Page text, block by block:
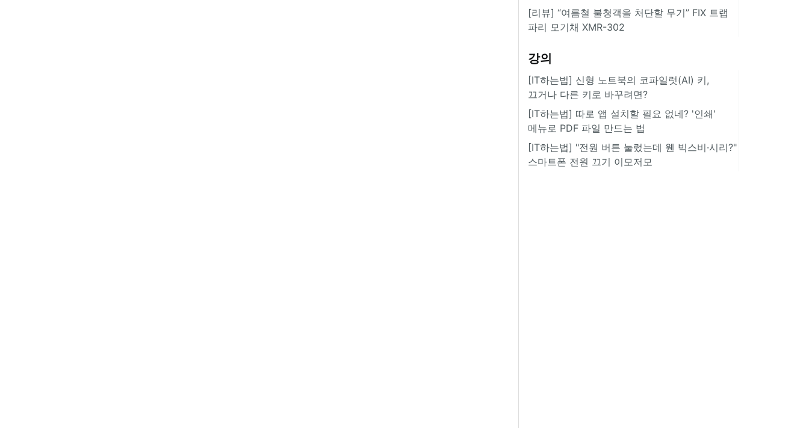
[리뷰] “여름철 불청객을 처단할 무기” FIX 트랩
파리 모기채 XMR-302
강의
[IT하는법] 신형 노트북의 코파일럿(AI) 키,
끄거나 다른 키로 바꾸려면?
[IT하는법] 따로 앱 설치할 필요 없네? '인쇄'
메뉴로 PDF 파일 만드는 법
[IT하는법] "전원 버튼 눌렀는데 웬 빅스비·시리?"
스마트폰 전원 끄기 이모저모